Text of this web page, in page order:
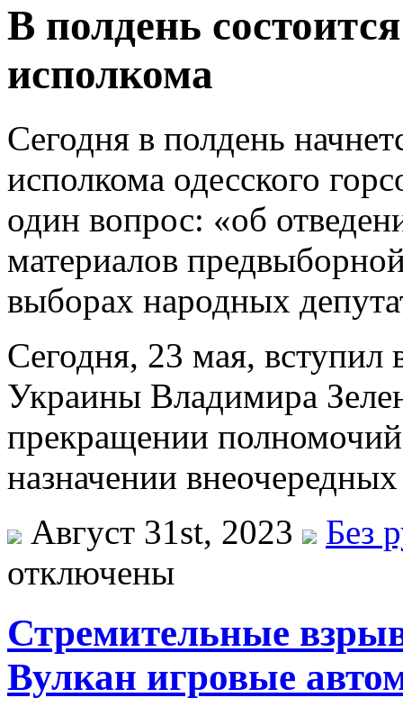
В полдень
исполкома
Сегодня в полдень
исполкома одесского
один вопрос: «об
материалов
выборах народных
Сегодня, 23 мая, вступил
Украины Владимира
прекращении
назначении
Август 31st, 2023
Без
отключены
Стремительные
Вулкан игровые